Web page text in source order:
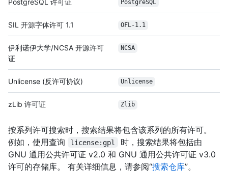
PostgreSQL
SIL 开源字体许可 1.1 OFL-1.1
伊利诺伊大学/NCSA 开源许可
证
NCSA
Unlicense (反许可协议) Unlicense
zLib 许可证 Zlib
按系列许可搜索时，搜索结果将包含该系列的所有许可。
例如，使用查询
license:gpl
时，搜索结果将包括由
GNU 通用公共许可证 v2.0 和 GNU 通用公共许可证 v3.0
许可的存储库。 有关详细信息，请参阅“搜索仓库”。